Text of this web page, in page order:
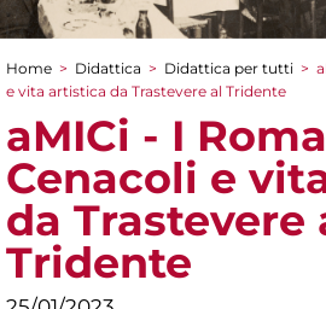
Tu sei qui
Home > Didattica > Didattica per tutti >
e vita artistica da Trastevere al Tridente
aMICi - I
Cenacoli e
da Trastevere
Tridente